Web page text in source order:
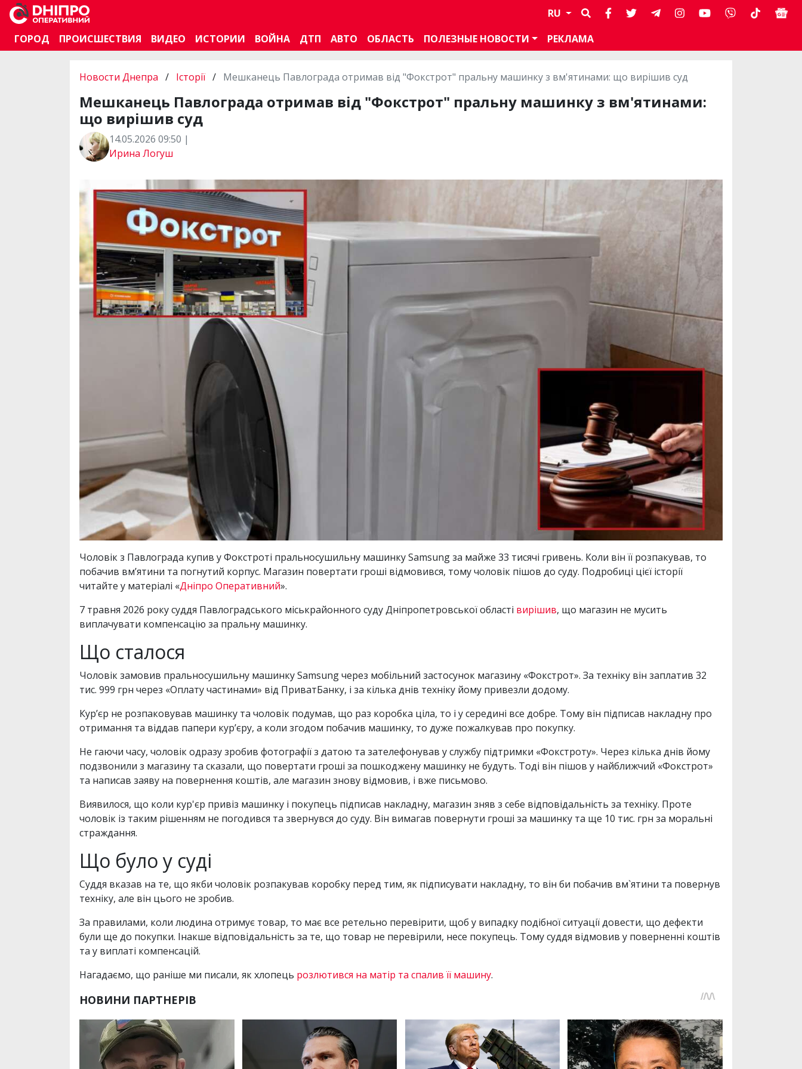
RU
ГОРОД
ПРОИСШЕСТВИЯ ВИДЕО ИСТОРИИ ВОЙНА ДТП АВТО ОБЛАСТЬ ПОЛЕЗНЫЕ НОВОСТИ РЕКЛАМА
Новости Днепра / Історії / Мешканець Павлограда отримав від "Фокстрот" пральну машинку з вм'ятинами: що вирішив суд
Мешканець Павлограда отримав від "Фокстрот" пральну машинку з вм'ятинами:
що вирішив суд
14.05.2026 09:50 |
Ирина Логуш
Чоловік з Павлограда купив у Фокстроті пральносушильну машинку Samsung за майже 33 тисячі гривень. Коли він її розпакував, то
побачив вм’ятини та погнутий корпус. Магазин повертати гроші відмовився, тому чоловік пішов до суду. Подробиці цієї історії
читайте у матеріалі «Дніпро Оперативний».
7 травня 2026 року суддя Павлоградського міськрайонного суду Дніпропетровської області вирішив, що магазин не мусить
виплачувати компенсацію за пральну машинку.
Що сталося
Чоловік замовив пральносушильну машинку Samsung через мобільний застосунок магазину «Фокстрот». За техніку він заплатив 32
тис. 999 грн через «Оплату частинами» від ПриватБанку, і за кілька днів техніку йому привезли додому.
Кур’єр не розпаковував машинку та чоловік подумав, що раз коробка ціла, то і у середині все добре. Тому він підписав накладну про
отримання та віддав папери кур’єру, а коли згодом побачив машинку, то дуже пожалкував про покупку.
Не гаючи часу, чоловік одразу зробив фотографії з датою та зателефонував у службу підтримки «Фокстроту». Через кілька днів йому
подзвонили з магазину та сказали, що повертати гроші за пошкоджену машинку не будуть. Тоді він пішов у найближчий «Фокстрот»
та написав заяву на повернення коштів, але магазин знову відмовив, і вже письмово.
Виявилося, що коли кур'єр привіз машинку і покупець підписав накладну, магазин зняв з себе відповідальність за техніку. Проте
чоловік із таким рішенням не погодився та звернувся до суду. Він вимагав повернути гроші за машинку та ще 10 тис. грн за моральні
страждання.
Що було у суді
Суддя вказав на те, що якби чоловік розпакував коробку перед тим, як підписувати накладну, то він би побачив вм`ятини та повернув
техніку, але він цього не зробив.
За правилами, коли людина отримує товар, то має все ретельно перевірити, щоб у випадку подібної ситуації довести, що дефекти
були ще до покупки. Інакше відповідальність за те, що товар не перевірили, несе покупець. Тому суддя відмовив у поверненні коштів
та у виплаті компенсацій.
Нагадаємо, що раніше ми писали, як хлопець розлютився на матір та спалив її машину.